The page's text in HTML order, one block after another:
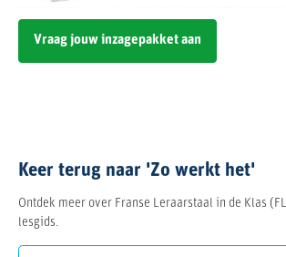
Vraag jouw inzagepakket aan
Keer terug naar 'Zo werkt het'
Ontdek meer over Franse Leraarstaal in de Klas
lesgids.